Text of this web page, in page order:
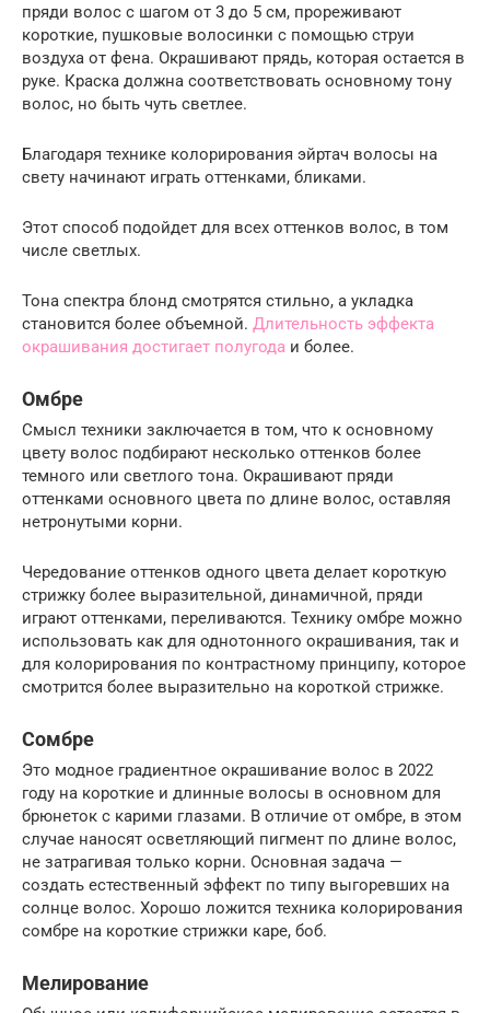
пряди волос с шагом от 3 до 5 см, прореживают
короткие, пушковые волосинки с помощью струи
воздуха от фена. Окрашивают прядь, которая остается в
руке. Краска должна соответствовать основному тону
волос, но быть чуть светлее.
Благодаря технике колорирования эйртач волосы на
свету начинают играть оттенками, бликами.
Этот способ подойдет для всех оттенков волос, в том
числе светлых.
Тона спектра блонд смотрятся стильно, а укладка
становится более объемной. Длительность эффекта
окрашивания достигает полугода и более.
Омбре
Смысл техники заключается в том, что к основному
цвету волос подбирают несколько оттенков более
темного или светлого тона. Окрашивают пряди
оттенками основного цвета по длине волос, оставляя
нетронутыми корни.
Чередование оттенков одного цвета делает короткую
стрижку более выразительной, динамичной, пряди
играют оттенками, переливаются. Технику омбре можно
использовать как для однотонного окрашивания, так и
для колорирования по контрастному принципу, которое
смотрится более выразительно на короткой стрижке.
Сомбре
Это модное градиентное окрашивание волос в 2022
году на короткие и длинные волосы в основном для
брюнеток с карими глазами. В отличие от омбре, в этом
случае наносят осветляющий пигмент по длине волос,
не затрагивая только корни. Основная задача —
создать естественный эффект по типу выгоревших на
солнце волос. Хорошо ложится техника колорирования
сомбре на короткие стрижки каре, боб.
Мелирование